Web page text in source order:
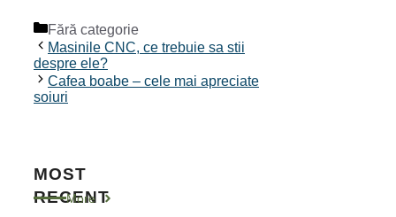
Categorii
Fără categorie
Masinile CNC, ce trebuie sa stii
despre ele?
Cafea boabe – cele mai apreciate
soiuri
MOST
RECENT
More